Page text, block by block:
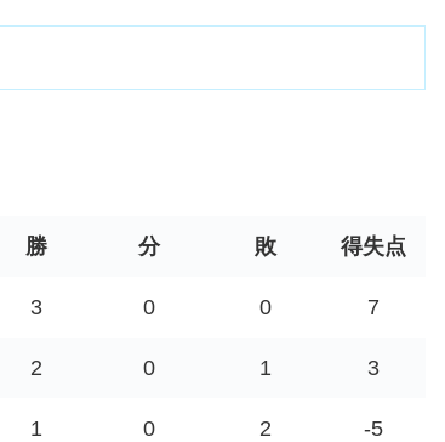
勝 分 敗 得失点
3 0 0 7
2 0 1 3
1 0 2 -5